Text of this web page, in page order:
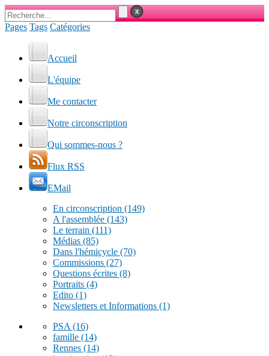
Pages Tags Catégories
Accueil
L'équipe
Me contacter
Notre circonscription
Qui sommes-nous ?
Flux RSS
EMail
En circonscription (149)
A l'assemblée (143)
Le terrain (111)
Médias (85)
Dans l'hémicycle (70)
Commissions (27)
Questions écrites (8)
Portraits (4)
Edito (1)
Newsletters et Informations (1)
PSA (16)
famille (14)
Rennes (14)